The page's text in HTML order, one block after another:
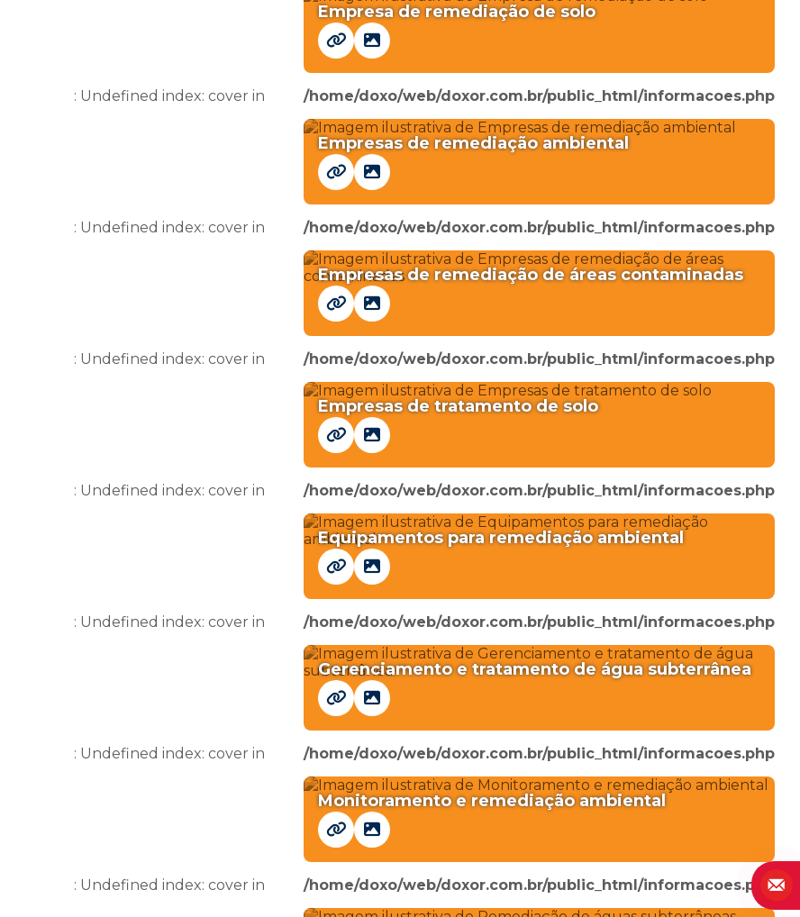
Empresa de remediação de solo
: Undefined index: cover in
/home/doxo/web/doxor.com.br/public_html/informacoes.php
Empresas de remediação ambiental
: Undefined index: cover in
/home/doxo/web/doxor.com.br/public_html/informacoes.php
Empresas de remediação de áreas contaminadas
: Undefined index: cover in
/home/doxo/web/doxor.com.br/public_html/informacoes.php
Empresas de tratamento de solo
: Undefined index: cover in
/home/doxo/web/doxor.com.br/public_html/informacoes.php
Equipamentos para remediação ambiental
: Undefined index: cover in
/home/doxo/web/doxor.com.br/public_html/informacoes.php
Gerenciamento e tratamento de água subterrânea
: Undefined index: cover in
/home/doxo/web/doxor.com.br/public_html/informacoes.php
Monitoramento e remediação ambiental
: Undefined index: cover in
/home/doxo/web/doxor.com.br/public_html/informacoes.php